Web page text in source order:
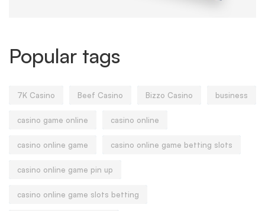
Popular tags
7K Casino Beef Casino Bizzo Casino business
casino game online casino online
casino online game casino online game betting slots
casino online game pin up
casino online game slots betting